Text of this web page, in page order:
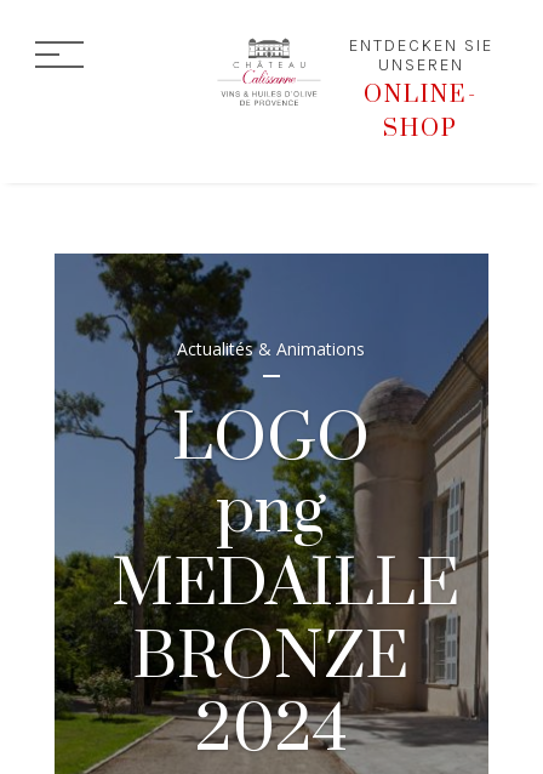
ENTDECKEN SIE
UNSEREN
ONLINE-
SHOP
Actualités & Animations
LOGO
png
MEDAILLE
BRONZE
2024